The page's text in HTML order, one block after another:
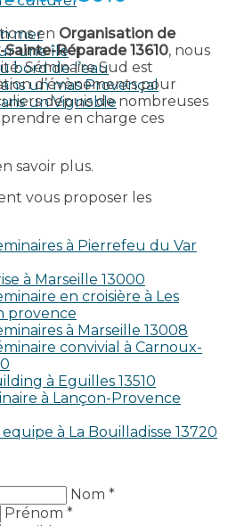
mer
une île
bord de l’eau
un mas Provençal
un Vignoble
en Organisation de
Réparade 13610, nous
Séminaire Sud est
d’évènements pour
depuis de nombreuses
en charge ces
savoir plus.
vous proposer les
à Pierrefeu du Var
à Marseille 13000
en croisière à Les
provence​
à Marseille 13008
convivial à Carnoux-
à Eguilles 13510
à Lançon-Provence
à La Bouilladisse 13720
Nom *
Prénom *